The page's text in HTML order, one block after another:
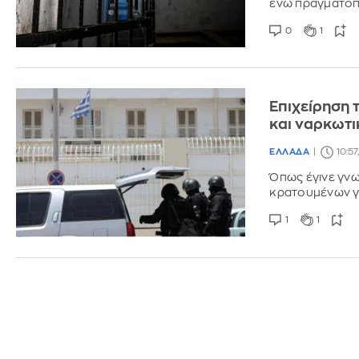
ενώ
0 1
και
ΕΛΛΑΔΑ
Όπως έγινε
κρατουμένων
1 1